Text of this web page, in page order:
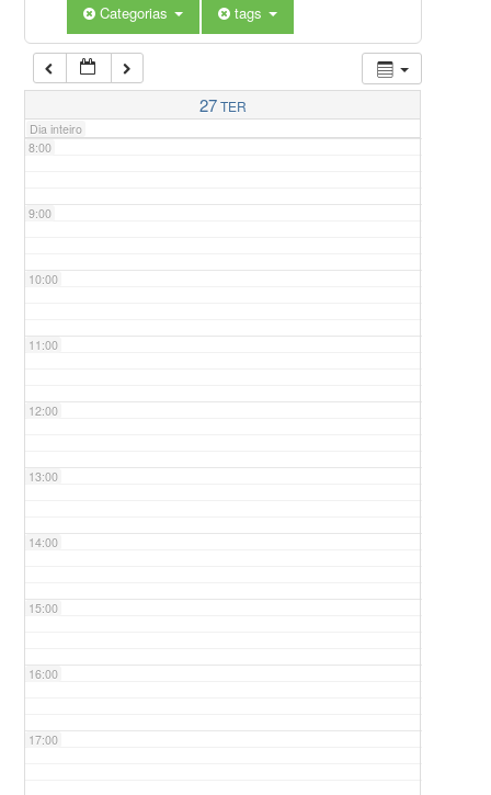
Categorias tags
27TER
Dia inteiro
7:00
8:00
9:00
10:00
11:00
12:00
13:00
14:00
15:00
16:00
17:00